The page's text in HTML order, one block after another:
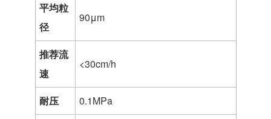
平均粒
径
90μm
推荐流
速
<30cm/h
耐压
0.1MPa